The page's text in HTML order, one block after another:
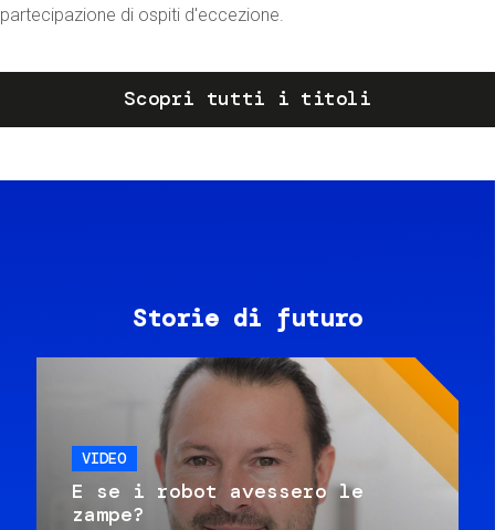
partecipazione di ospiti d'eccezione.
Scopri tutti i titoli
Storie di futuro
VIDEO
E se i robot avessero le
zampe?